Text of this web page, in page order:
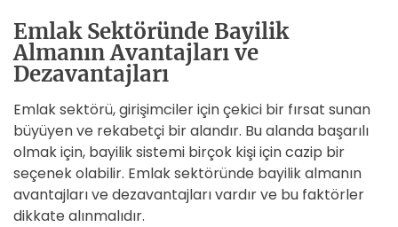
Emlak Sektöründe Bayilik
Almanın Avantajları ve
Dezavantajları
Emlak sektörü, girişimciler için çekici bir fırsat sunan
büyüyen ve rekabetçi bir alandır. Bu alanda başarılı
olmak için, bayilik sistemi birçok kişi için cazip bir
seçenek olabilir. Emlak sektöründe bayilik almanın
avantajları ve dezavantajları vardır ve bu faktörler
dikkate alınmalıdır.